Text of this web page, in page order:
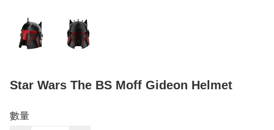
Star Wars The BS Moff Gideon Helmet
數量